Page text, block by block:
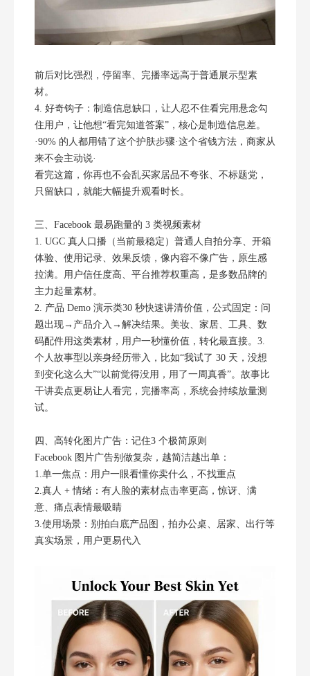
前后对比强烈，停留率、完播率远高于普通展示型素
材。
4. 好奇钩子：制造信息缺口，让人忍不住看完用悬念勾
住用户，让他想“看完知道答案”，核心是制造信息差。
·90% 的人都用错了这个护肤步骤·这个省钱方法，商家从
来不会主动说·
看完这篇，你再也不会乱买家居品不夸张、不标题党，
只留缺口，就能大幅提升观看时长。
三、Facebook 最易跑量的 3 类视频素材
1. UGC 真人口播（当前最稳定）普通人自拍分享、开箱
体验、使用记录、效果反馈，像内容不像广告，原生感
拉满。用户信任度高、平台推荐权重高，是多数品牌的
主力起量素材。
2. 产品 Demo 演示类30 秒快速讲清价值，公式固定：问
题出现→产品介入→解决结果。美妆、家居、工具、数
码配件用这类素材，用户一秒懂价值，转化最直接。3.
个人故事型以亲身经历带入，比如“我试了 30 天，没想
到变化这么大”“以前觉得没用，用了一周真香”。故事比
干讲卖点更易让人看完，完播率高，系统会持续放量测
试。
四、高转化图片广告：记住3 个极简原则
Facebook 图片广告别做复杂，越简洁越出单：
1.单一焦点：用户一眼看懂你卖什么，不找重点
2.真人 + 情绪：有人脸的素材点击率更高，惊讶、满
意、痛点表情最吸睛
3.使用场景：别拍白底产品图，拍办公桌、居家、出行等
真实场景，用户更易代入